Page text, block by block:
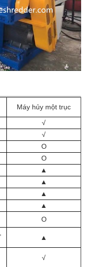
Máy hủy một trục
√
√
Ο
Ο
▲
▲
▲
▲
Ο
▲
√